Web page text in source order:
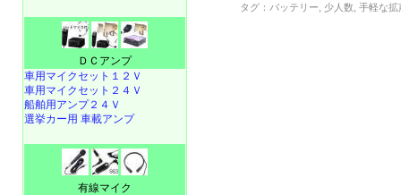
タグ： バッテリー 少人数 ,手軽な拡
ＤＣアンプ
車用マイクセット１２Ｖ
車用マイクセット２４Ｖ
船舶用アンプ２４Ｖ
選挙カー用 車載アンプ
有線マイク